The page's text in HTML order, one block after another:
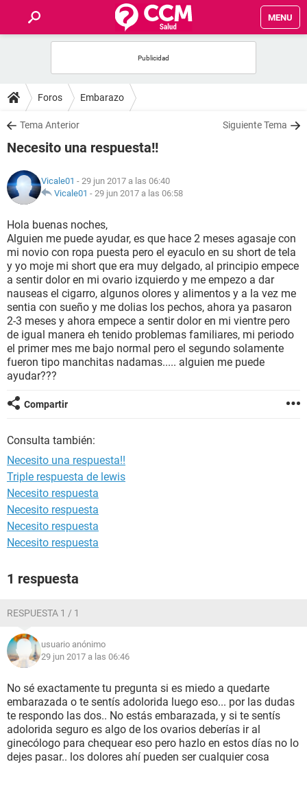
MENU
FOROS
SALUD
NUTRICIÓN
BIENESTAR
SEXUALIDAD
GLOSARIO
Foros Embarazo
Tema Anterior Siguiente Tema
Necesito una respuesta!!
Vicale01 - 29 jun 2017 a las 06:40
Vicale01 - 29 jun 2017 a las 06:58
Hola buenas noches,
Alguien me puede ayudar, es que hace 2 meses agasaje con
mi novio con ropa puesta pero el eyaculo en su short de tela
y yo moje mi short que era muy delgado, al principio empece
a sentir dolor en mi ovario izquierdo y me empezo a dar
nauseas el cigarro, algunos olores y alimentos y a la vez me
sentia con sueño y me dolias los pechos, ahora ya pasaron
2-3 meses y ahora empece a sentir dolor en mi vientre pero
de igual manera eh tenido problemas familiares, mi periodo
el primer mes me bajo normal pero el segundo solamente
fueron tipo manchitas nadamas..... alguien me puede
ayudar???
Compartir
Consulta también:
Necesito una respuesta!!
Triple respuesta de lewis
Necesito respuesta
Necesito respuesta
Necesito respuesta
Necesito respuesta
1 respuesta
RESPUESTA 1 / 1
usuario anónimo
29 jun 2017 a las 06:46
No sé exactamente tu pregunta si es miedo a quedarte
embarazada o te sentís adolorida luego eso... por las dudas
te respondo las dos.. No estás embarazada, y si te sentís
adolorida seguro es algo de los ovarios deberías ir al
ginecólogo para chequear eso pero hazlo en estos días no lo
dejes pasar.. los dolores ahí pueden ser cualquier cosa